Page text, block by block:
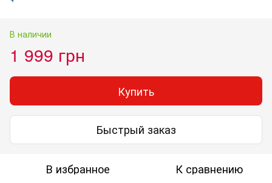
В наличии
1 999 грн
Купить
Быстрый заказ
В избранное К сравнению